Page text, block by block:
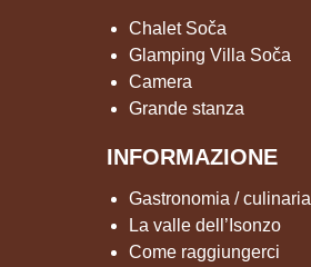
Chalet Soča
Glamping Villa Soča
Camera
Grande stanza
INFORMAZIONE
Gastronomia / culinaria
La valle dell’Isonzo
Come raggiungerci